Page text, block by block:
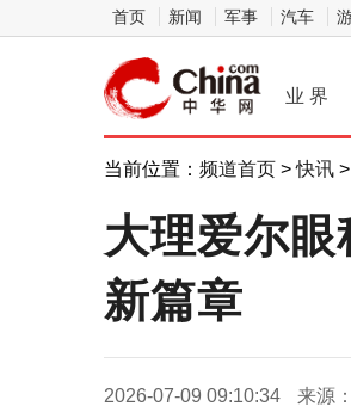
首页 新闻 军事 汽车
业 界
当前位置： 频道首页 >快讯
大理爱尔
新篇章
2026-07-09 09:10:34 来源